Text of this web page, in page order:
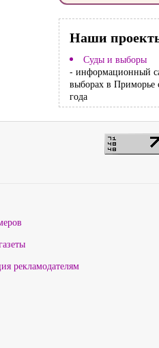
Наши
Суды и выборы
- информационный
выборах в Приморье
года
рекламодателям